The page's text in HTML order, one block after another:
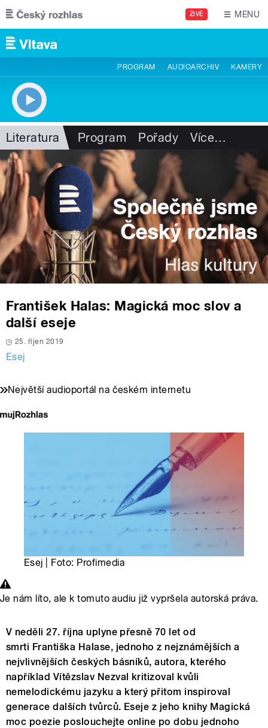
Přejít k hlavnímu obsahu
ŽIVĚ MENU
PROGRAM AUDIOARCHIV KAMERY
Literatura Program Pořady Více…
František Halas: Magická moc slov a
další eseje
25. říjen 2019
Esej
Největší audioportál na českém internetu
Esej | Foto: Profimedia
Je nám líto, ale k tomuto audiu již vypršela autorská práva.
V neděli 27. října uplyne přesně 70 let od
smrti Františka Halase, jednoho z nejznámějších a
nejvlivnějších českých básníků, autora, kterého
například Vítězslav Nezval kritizoval kvůli
nemelodickému jazyku a který přitom inspiroval
generace dalších tvůrců. Eseje z jeho knihy Magická
moc poezie poslouchejte online po dobu jednoho